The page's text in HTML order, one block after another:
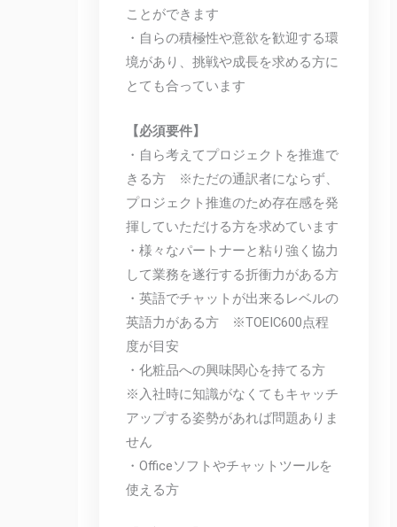
ことができます
・自らの積極性や意欲を歓迎する環
境があり、挑戦や成長を求める方に
とても合っています
【必須要件】
・自ら考えてプロジェクトを推進で
きる方 ※ただの通訳者にならず、
プロジェクト推進のため存在感を発
揮していただける方を求めています
・様々なパートナーと粘り強く協力
して業務を遂行する折衝力がある方
・英語でチャットが出来るレベルの
英語力がある方 ※TOEIC600点程
度が目安
・化粧品への興味関心を持てる方
※入社時に知識がなくてもキャッチ
アップする姿勢があれば問題ありま
せん
・Officeソフトやチャットツールを
使える方